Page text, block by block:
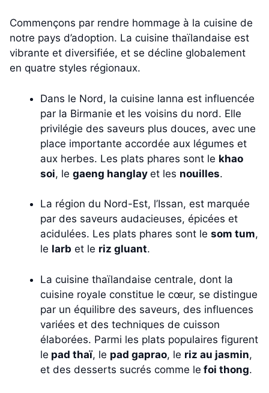
Commençons par rendre hommage à la cuisine de
notre pays d’adoption. La cuisine thaïlandaise est
vibrante et diversifiée, et se décline globalement
en quatre styles régionaux.
Dans le Nord, la cuisine lanna est influencée
par la Birmanie et les voisins du nord. Elle
privilégie des saveurs plus douces, avec une
place importante accordée aux légumes et
aux herbes. Les plats phares sont le khao
soi, le gaeng hanglay et les nouilles.
La région du Nord-Est, l’Issan, est marquée
par des saveurs audacieuses, épicées et
acidulées. Les plats phares sont le som tum,
le larb et le riz gluant.
La cuisine thaïlandaise centrale, dont la
cuisine royale constitue le cœur, se distingue
par un équilibre des saveurs, des influences
variées et des techniques de cuisson
élaborées. Parmi les plats populaires figurent
le pad thaï, le pad gaprao, le riz au jasmin,
et des desserts sucrés comme le foi thong.